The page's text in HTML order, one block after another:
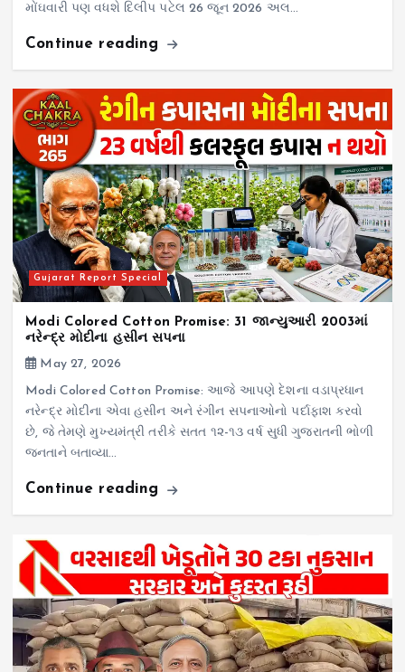
મોંઘવારી પણ વધશે દિલીપ પટેલ 26 જૂન 2026 અલ…
Continue reading
Gujarat Report Special
Modi Colored Cotton Promise: 31 જાન્યુઆરી 2003માં
નરેન્દ્ર મોદીના હસીન સપના
May 27, 2026
Modi Colored Cotton Promise: આજે આપણે દેશના વડાપ્રધાન
નરેન્દ્ર મોદીના એવા હસીન અને રંગીન સપનાઓનો પર્દાફાશ કરવો
છે, જે તેમણે મુખ્યમંત્રી તરીકે સતત ૧૨-૧૩ વર્ષ સુધી ગુજરાતની ભોળી
જનતાને બતાવ્યા…
Continue reading